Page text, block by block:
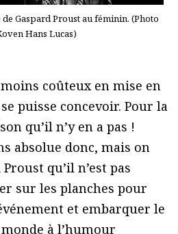
Gaspard Proust au féminin. (Photo
Hans Lucas)
moins coûteux en mise en
puisse concevoir. Pour la
qu’il n’y en a pas !
absolue donc, mais on
qu’il n’est pas
sur les planches pour
et embarquer le
à l’humour